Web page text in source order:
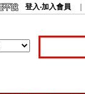
登入‧加入會員